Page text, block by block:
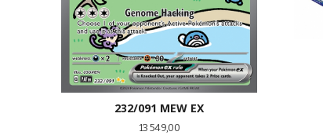
232/091 MEW EX
Pris
13 549,00